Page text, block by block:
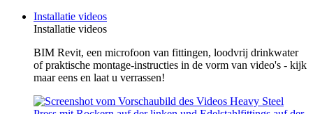
Installatie videos
Installatie videos
BIM Revit, een microfoon van fittingen, loodvrij drinkwater
of praktische montage-instructies in de vorm van video's - kijk
maar eens en laat u verrassen!